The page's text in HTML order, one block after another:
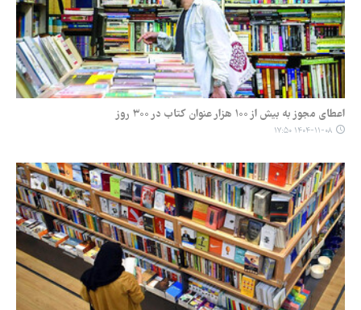
اعطای مجوز به بیش از ۱۰۰ هزار عنوان کتاب در ۳۰۰ روز
۱۴۰۴-۱۱-۰۸ ۱۷:۵۰